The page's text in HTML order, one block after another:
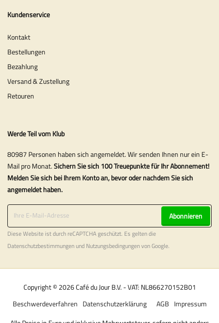
Kundenservice
Kontakt
Bestellungen
Bezahlung
Versand & Zustellung
Retouren
Werde Teil vom Klub
80987 Personen haben sich angemeldet. Wir senden Ihnen nur ein E-
Mail pro Monat.Sichern Sie sich 100 Treuepunkte für Ihr Abonnement!
Melden Sie sich bei Ihrem Konto an, bevor oder nachdem Sie sich
angemeldet haben.
Abonnieren
Diese Website ist durch reCAPTCHA geschützt. Es gelten die
Datenschutzbestimmungen und Nutzungsbedingungenvon Google.
Copyright © 2026 Café du Jour B.V. - VAT: NL866270152B01
Impressum
AGB
Datenschutzerklärung
Beschwerdeverfahren